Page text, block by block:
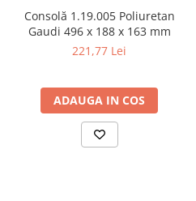
Consolă 1.19.005 Poliuretan
Gaudi 496 x 188 x 163 mm
221,77 Lei
ADAUGA IN COS